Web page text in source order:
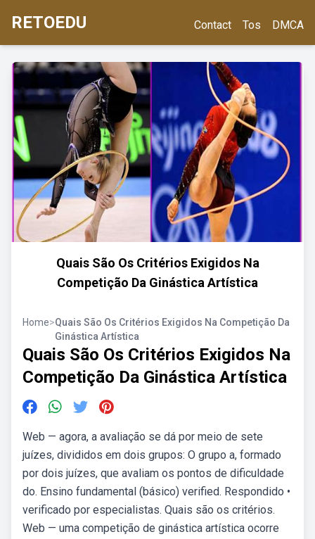
RETOEDU Contact Tos DMCA
Quais São Os Critérios Exigidos Na
Competição Da Ginástica Artística
Home>Quais São Os Critérios Exigidos Na Competição Da
Ginástica Artística
Quais São Os Critérios Exigidos Na
Competição Da Ginástica Artística
Web — agora, a avaliação se dá por meio de sete
juízes, divididos em dois grupos: O grupo a, formado
por dois juízes, que avaliam os pontos de dificuldade
do. Ensino fundamental (básico) verified. Respondido •
verificado por especialistas. Quais são os critérios.
Web — uma competição de ginástica artística ocorre